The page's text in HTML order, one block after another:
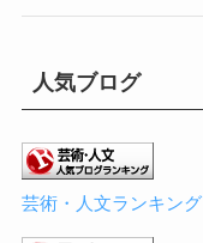
人気ブログ
芸術・人文ランキング